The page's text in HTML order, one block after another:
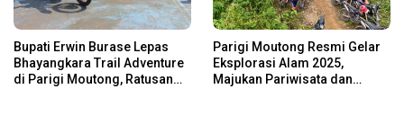
Bupati Erwin Burase Lepas
Bhayangkara Trail Adventure
di Parigi Moutong, Ratusan
Parigi Moutong Resmi Gelar
Eksplorasi Alam 2025,
Majukan Pariwisata dan